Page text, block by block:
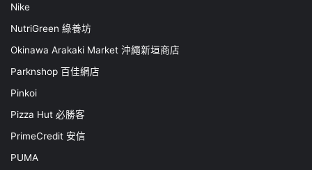
Nike
NutriGreen 綠養坊
Okinawa Arakaki Market 沖繩新垣商店
Parknshop 百佳網店
Pinkoi
Pizza Hut 必勝客
PrimeCredit 安信
PUMA